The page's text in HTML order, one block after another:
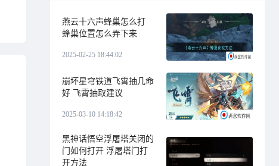
燕云十六声蜂巢怎么打
蜂巢位置怎么弄下来
2025-02-25 18:44:02
崩坏星穹铁道飞霄抽几命
好 飞霄抽取建议
2025-03-10 14:18:42
黑神话悟空浮屠塔关闭的
门如何打开 浮屠塔门打
开方法